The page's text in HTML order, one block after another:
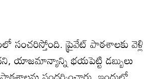
ప్రైవేట్‌ పాఠశాలకు వెళ్లి
యాజమాన్యాన్ని భయపెట్టి డబ్బులు